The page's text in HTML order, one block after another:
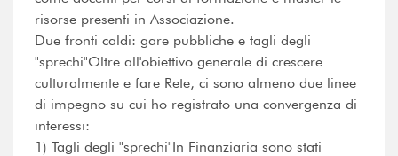
risorse presenti in Associazione.
Due fronti caldi: gare pubbliche e tagli degli
"sprechi"Oltre all'obiettivo generale di crescere
culturalmente e fare Rete, ci sono almeno due linee
di impegno su cui ho registrato una convergenza di
interessi:
1) Tagli degli "sprechi"In Finanziaria sono stati